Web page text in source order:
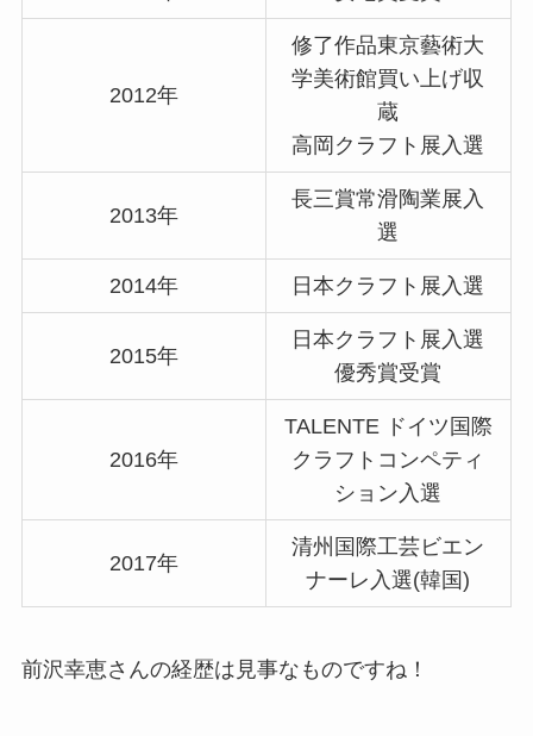
2012年
修了作品東京藝術大
学美術館買い上げ収
蔵
高岡クラフト展入選
2013年
長三賞常滑陶業展入
選
2014年 日本クラフト展入選
2015年
日本クラフト展入選
優秀賞受賞
2016年
TALENTE ドイツ国際
クラフトコンペティ
ション入選
2017年
清州国際工芸ビエン
ナーレ入選(韓国)
前沢幸恵さんの経歴は見事なものですね！